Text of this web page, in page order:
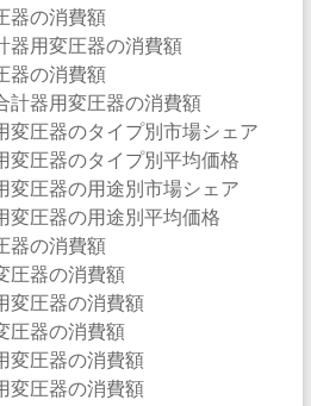
器の消費額
器用変圧器の消費額
器の消費額
計器用変圧器の消費額
変圧器のタイプ別市場シェア
変圧器のタイプ別平均価格
変圧器の用途別市場シェア
変圧器の用途別平均価格
器の消費額
圧器の消費額
変圧器の消費額
圧器の消費額
変圧器の消費額
変圧器の消費額